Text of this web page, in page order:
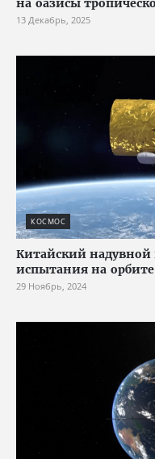
на оазисы
13 Декабрь, 2025
КОСМОС
Китайский
испытания на орбите
29 Ноябрь, 2024